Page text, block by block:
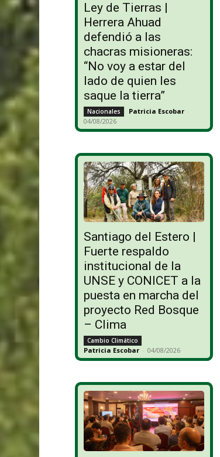
Ley de Tierras |
Herrera Ahuad
defendió a las
chacras misioneras:
“No voy a estar del
lado de quien les
saque la tierra”
Nacionales Patricia Escobar -
04/08/2026
Santiago del Estero |
Fuerte respaldo
institucional de la
UNSE y CONICET a la
puesta en marcha del
proyecto Red Bosque
– Clima
Cambio Climático
Patricia Escobar - 04/08/2026